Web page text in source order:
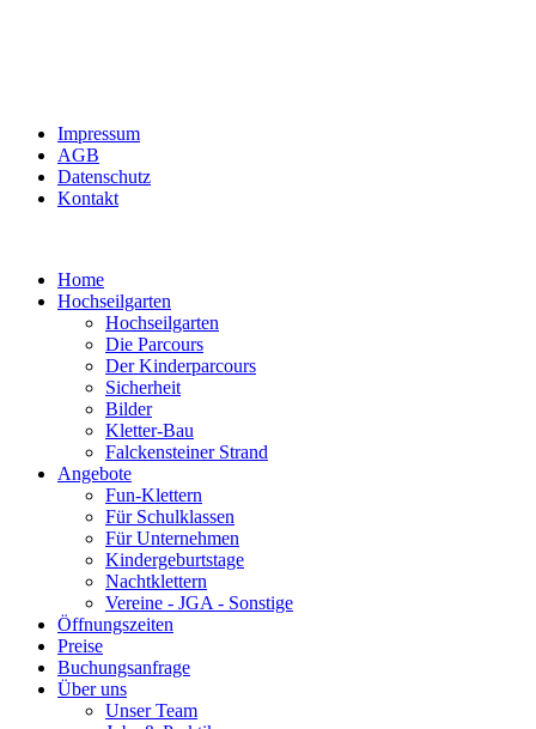
Impressum
AGB
Datenschutz
Kontakt
Home
Hochseilgarten
Hochseilgarten
Die Parcours
Der Kinderparcours
Sicherheit
Bilder
Kletter-Bau
Falckensteiner Strand
Angebote
Fun-Klettern
Für Schulklassen
Für Unternehmen
Kindergeburtstage
Nachtklettern
Vereine - JGA - Sonstige
Öffnungszeiten
Preise
Buchungsanfrage
Über uns
Unser Team